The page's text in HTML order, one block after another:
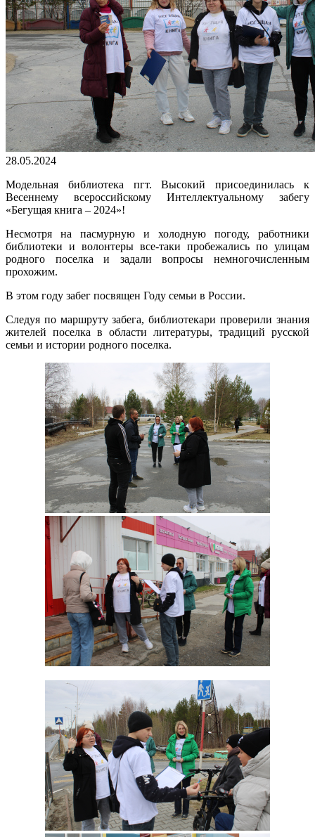
28.05.2024
Модельная библиотека пгт. Высокий присоединилась к
Весеннему всероссийскому Интеллектуальному забегу
«Бегущая книга – 2024»!
Несмотря на пасмурную и холодную погоду, работники
библиотеки и волонтеры все-таки пробежались по улицам
родного поселка и задали вопросы немногочисленным
прохожим.
В этом году забег посвящен Году семьи в России.
Следуя по маршруту забега, библиотекари проверили знания
жителей поселка в области литературы, традиций русской
семьи и истории родного поселка.